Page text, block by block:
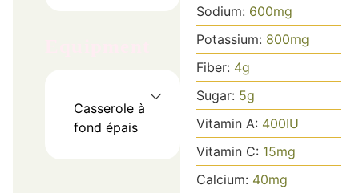
Casserole à
fond épais
Sodium: 600mg
Potassium: 800mg
Fiber: 4g
Sugar: 5g
Vitamin A: 400IU
Vitamin C: 15mg
Calcium: 40mg